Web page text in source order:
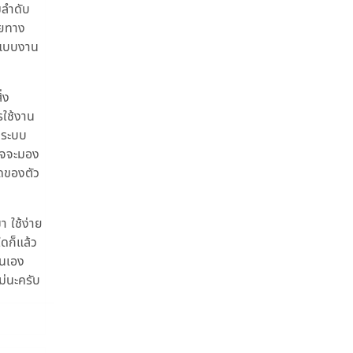
ำดับ
ทาง
บงาน
ช้งาน
ะบบ
จะมอง
ของตัว
ใช้ง่าย
ก็แล้ว
อง
นะครับ